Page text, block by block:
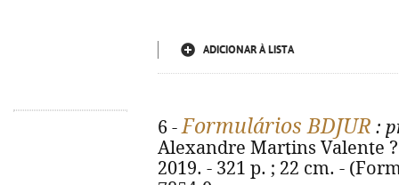
ADICIONAR À LISTA
6 -Formulários BDJUR :
Alexandre Martins Valente
2019. - 321 p. ; 22 cm. -